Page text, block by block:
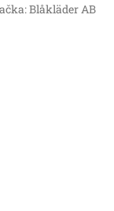
Blåkläder AB